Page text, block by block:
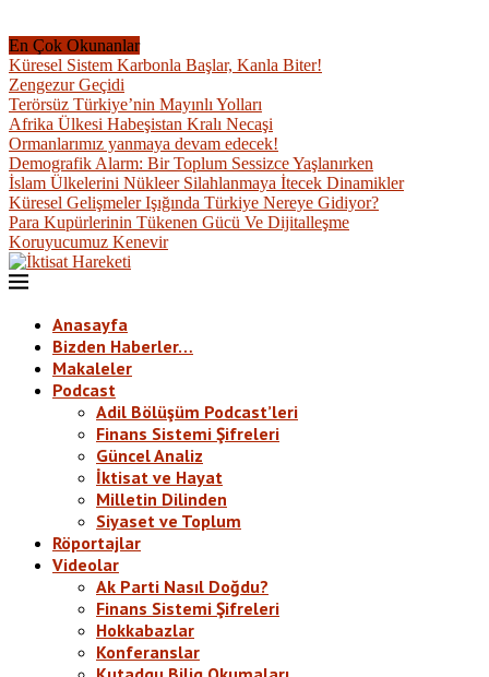
En Çok Okunanlar
Küresel Sistem Karbonla Başlar, Kanla Biter!
Zengezur Geçidi
Terörsüz Türkiye’nin Mayınlı Yolları
Afrika Ülkesi Habeşistan Kralı Necaşi
Ormanlarımız yanmaya devam edecek!
Demografik Alarm: Bir Toplum Sessizce Yaşlanırken
İslam Ülkelerini Nükleer Silahlanmaya İtecek Dinamikler
Küresel Gelişmeler Işığında Türkiye Nereye Gidiyor?
Para Kupürlerinin Tükenen Gücü Ve Dijitalleşme
Koruyucumuz Kenevir
Anasayfa
Bizden Haberler…
Makaleler
Podcast
Adil Bölüşüm Podcast’leri
Finans Sistemi Şifreleri
Güncel Analiz
İktisat ve Hayat
Milletin Dilinden
Siyaset ve Toplum
Röportajlar
Videolar
Ak Parti Nasıl Doğdu?
Finans Sistemi Şifreleri
Hokkabazlar
Konferanslar